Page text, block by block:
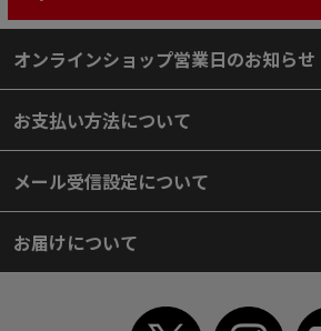
オンラインショップ営業日のお知らせ
お支払い方法について
メール受信設定について
お届けについて